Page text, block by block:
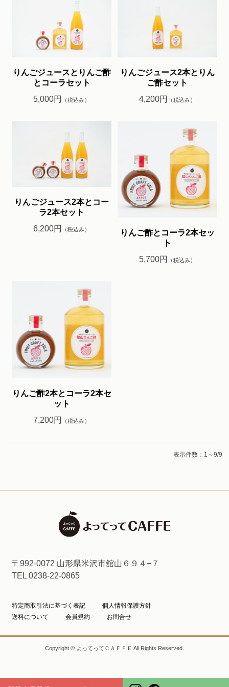
りんごジュースとりんご酢
とコーラセット
5,000円
（税込み）
りんごジュース2本とりん
ご酢セット
4,200円
（税込み）
りんごジュース2本とコー
ラ2本セット
6,200円
（税込み）
りんご酢とコーラ2本セッ
ト
5,700円
（税込み）
りんご酢2本とコーラ2本セ
ット
7,200円
（税込み）
表示件数：1～9/9
〒992-0072 山形県米沢市舘山６９４−７
TEL 0238-22-0865
特定商取引法に基づく表記
個人情報保護方針
送料について
会員規約 お問合せ
Copyright © よってってＣＡＦＦＥ All Rights Reserved.